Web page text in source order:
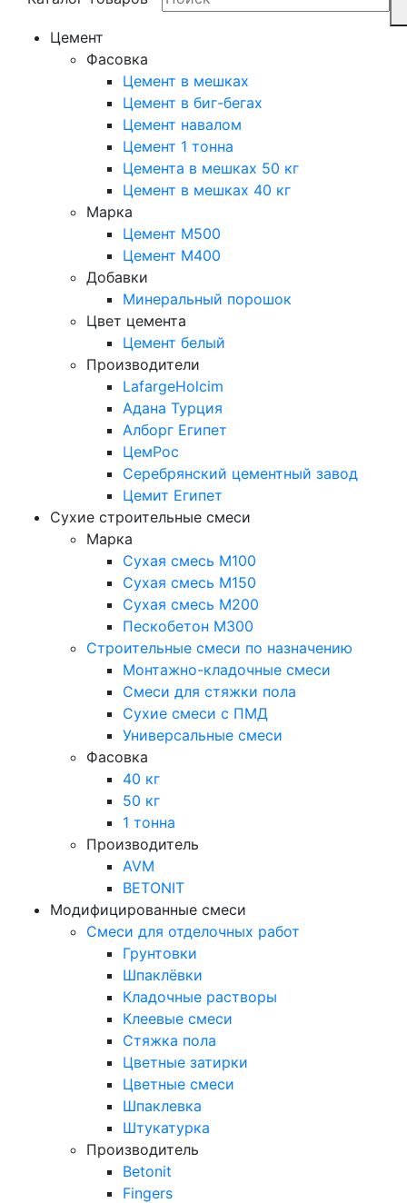
Цемент
Фасовка
Цемент в мешках
Цемент в биг-бегах
Цемент навалом
Цемент 1 тонна
Цемента в мешках 50 кг
Цемент в мешках 40 кг
Марка
Цемент М500
Цемент М400
Добавки
Минеральный порошок
Цвет цемента
Цемент белый
Производители
LafargeHolcim
Адана Турция
Алборг Египет
ЦемРос
Серебрянский цементный завод
Цемит Египет
Сухие строительные смеси
Марка
Сухая смесь М100
Сухая смесь М150
Сухая смесь М200
Пескобетон М300
Строительные смеси по назначению
Монтажно-кладочные смеси
Смеси для стяжки пола
Сухие смеси с ПМД
Универсальные смеси
Фасовка
40 кг
50 кг
1 тонна
Производитель
AVM
BETONIT
Модифицированные смеси
Смеси для отделочных работ
Грунтовки
Шпаклёвки
Кладочные растворы
Клеевые смеси
Стяжка пола
Цветные затирки
Цветные смеси
Шпаклевка
Штукатурка
Производитель
Betonit
Fingers